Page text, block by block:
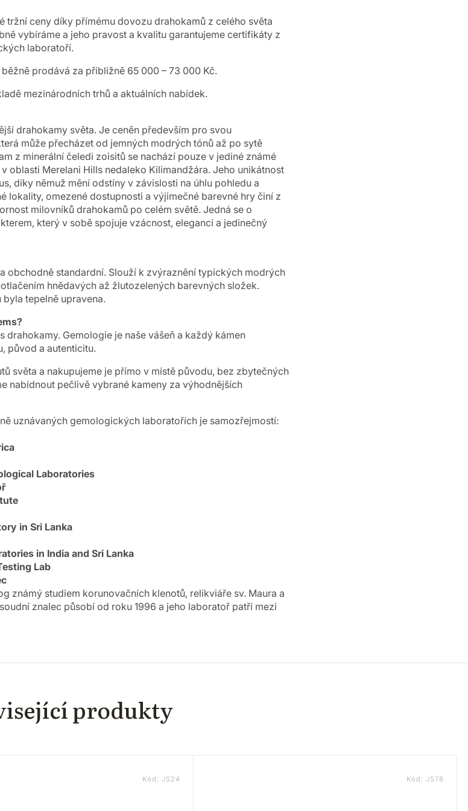
tržní ceny díky přímému dovozu drahokamů z celého světa
vybíráme a jeho pravost a kvalitu garantujeme certifikáty z
laboratoří.
prodává za přibližně 65 000 – 73 000 Kč.
mezinárodních trhů a aktuálních nabídek.
drahokamy světa. Je ceněn především pro svou
může přecházet od jemných modrých tónů až po sytě
z minerální čeledi zoisitů se nachází pouze v jediné známé
oblasti Merelani Hills nedaleko Kilimandžára. Jeho unikátnost
díky němuž mění odstíny v závislosti na úhlu pohledu a
lokality, omezené dostupnosti a výjimečné barevné hry činí z
milovníků drahokamů po celém světě. Jedná se o
který v sobě spojuje vzácnost, eleganci a jedinečný
obchodně standardní. Slouží k zvýraznění typických modrých
hnědavých až žlutozelených barevných složek.
tepelně upravena.
drahokamy. Gemologie je naše vášeň a každý kámen
původ a autenticitu.
světa a nakupujeme je přímo v místě původu, bez zbytečných
nabídnout pečlivě vybrané kameny za výhodnějších
uznávaných gemologických laboratořích je samozřejmostí:
Laboratories
in Sri Lanka
in India and Sri Lanka
Lab
známý studiem korunovačních klenotů, relikviáře sv. Maura a
znalec působí od roku 1996 a jeho laboratoř patří mezi
produkty
Kód: JS24 Kód: JS78